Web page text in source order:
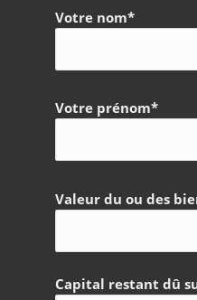
Votre nom*
Votre prénom*
Valeur du ou des
Capital restant dû